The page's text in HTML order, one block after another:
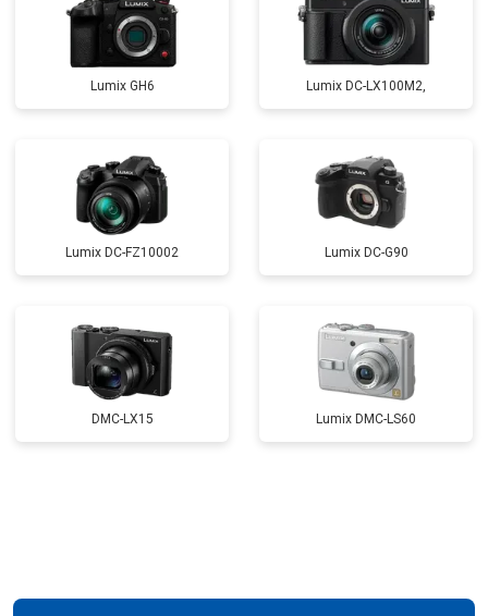
Lumix GH6 Lumix DC-LX100M2,
Lumix DC-FZ10002 Lumix DC-G90
DMC-LX15 Lumix DMC-LS60